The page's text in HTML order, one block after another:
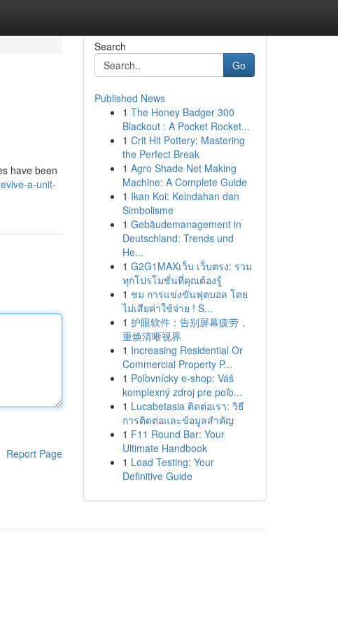
have been
a-unit-
Report Page
Search
Go
Published News
1 The Honey Badger 300
Blackout : A Pocket Rocket...
1 Crit Hit Pottery: Mastering
the Perfect Break
1 Agro Shade Net Making
Machine: A Complete Guide
1 Ikan Koi: Keindahan dan
Simbolisme
1 Gebäudemanagement in
Deutschland: Trends und
He...
1 G2G1MAXเว็บ เว็บตรง: รวม
ทุกโปรโมชั่นที่คุณต้องรู้
1 ชม การแข่งขันฟุตบอล โดย
ไม่เสียค่าใช้จ่าย ! S...
1 护眼软件：告别屏幕疲劳，
重焕清晰视界
1 Increasing Residential Or
Commercial Property P...
1 Poľovnícky e-shop: Váš
komplexný zdroj pre poľo...
1 Lucabetasia ติดต่อเรา: วิธี
การติดต่อและข้อมูลสำคัญ
1 F11 Round Bar: Your
Ultimate Handbook
1 Load Testing: Your
Definitive Guide